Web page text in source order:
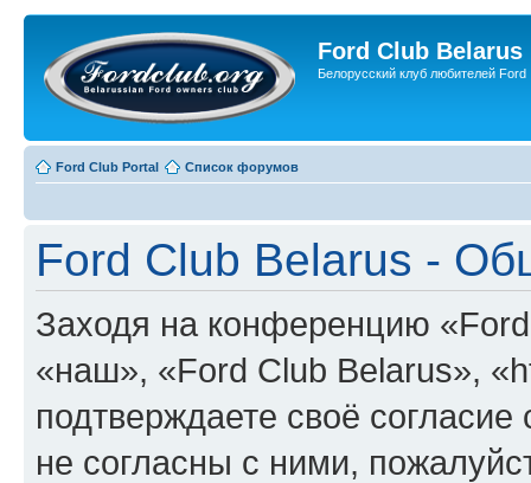
Ford Club Belarus
Белорусский клуб любителей Ford
Ford Club Portal Список форумов
Ford Club Belarus -
Заходя на конференцию
«наш», «Ford Club Belarus»,
подтверждаете своё
не согласны с ними,